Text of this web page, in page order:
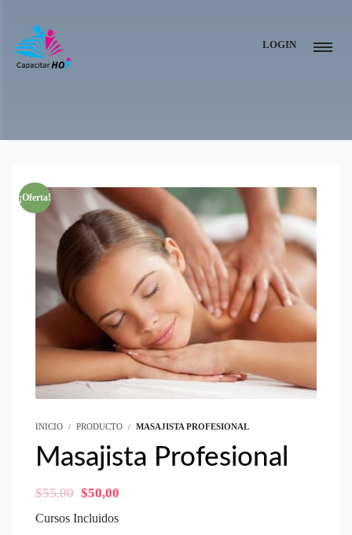
LOGIN
¡Oferta!
INICIO PRODUCTO MASAJISTA PROFESIONAL
Masajista Profesional
$55,00 El
$50,00
Cursos Incluidos